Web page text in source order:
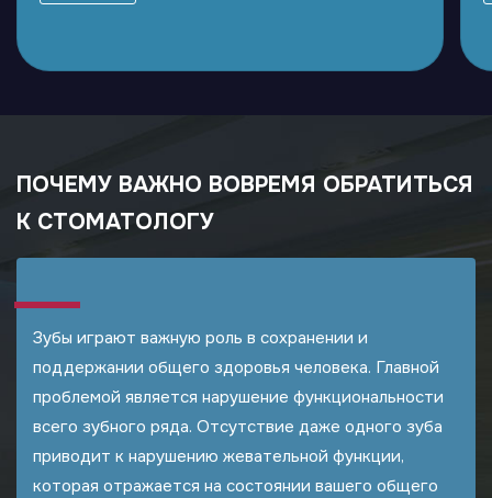
ПОЧЕМУ ВАЖНО ВОВРЕМЯ ОБРАТИТЬСЯ
К СТОМАТОЛОГУ
Зубы играют важную роль в сохранении и
поддержании общего здоровья человека. Главной
проблемой является нарушение функциональности
всего зубного ряда. Отсутствие даже одного зуба
приводит к нарушению жевательной функции,
которая отражается на состоянии вашего общего